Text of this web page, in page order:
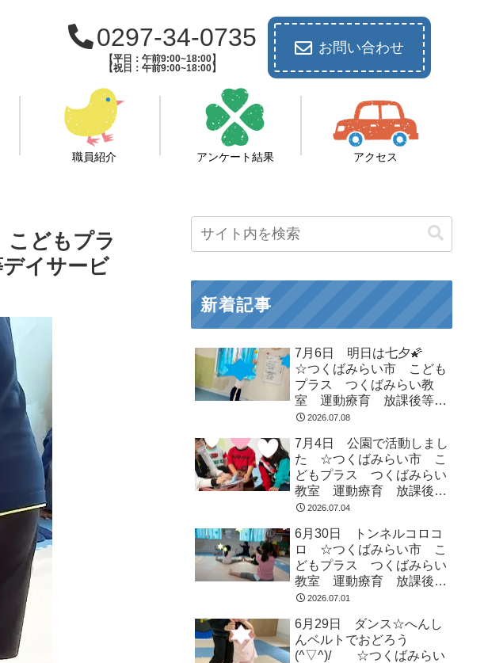
0297-34-0735
【平日：午前9:00~18:00】
【祝日：午前9:00~18:00】
お問い合わせ
職員紹介 アンケート結果 アクセス
どもプラ
イサービ
新着記事
7月6日 明日は七夕🌠
☆つくばみらい市 こども
プラス つくばみらい教
室 運動療育 放課後等デ
イサービス 発達支援 受
2026.07.08
7月4日 公園で活動しまし
た ☆つくばみらい市 こ
どもプラス つくばみらい
教室 運動療育 放課後等
デイサービス 発達支援
2026.07.04
6月30日 トンネルコロコ
ロ ☆つくばみらい市 こ
どもプラス つくばみらい
教室 運動療育 放課後等
デイサービス 発達支援
2026.07.01
6月29日 ダンス☆へんし
んベルトでおどろう
(^▽^)/ ☆つくばみらい